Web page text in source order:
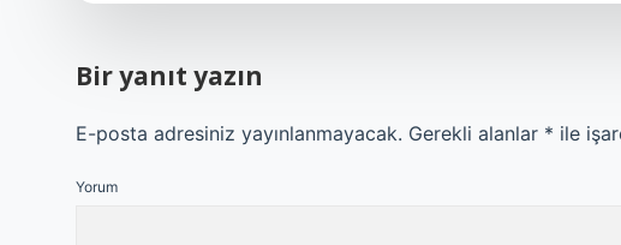
Bir yanıt yazın
E-posta adresiniz yayınlanmayacak. Gerekli alanlar * ile
Yorum